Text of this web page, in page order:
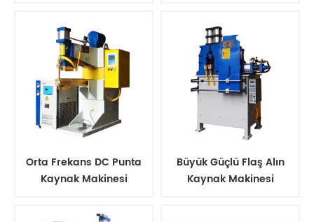
Orta Frekans DC Punta
Kaynak Makinesi
Büyük Güçlü Flaş Alın
Kaynak Makinesi